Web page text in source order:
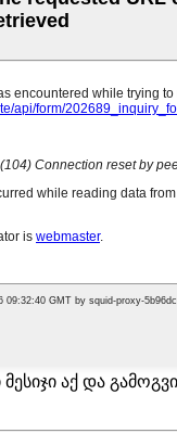
აქ და